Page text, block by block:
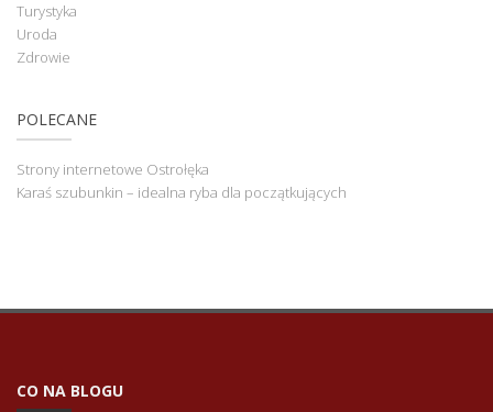
Turystyka
Uroda
Zdrowie
POLECANE
Strony internetowe Ostrołęka
Karaś szubunkin – idealna ryba dla początkujących
CO NA BLOGU